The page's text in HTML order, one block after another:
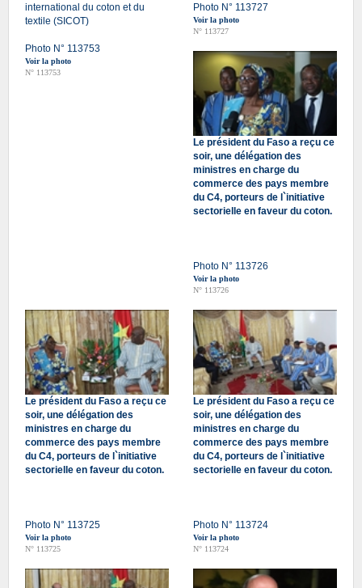
international du coton et du
textile (SICOT)
Photo N° 113753
Voir la photo
N° 113753
Photo N° 113727
Voir la photo
N° 113727
Le président du Faso a reçu ce
soir, une délégation des
ministres en charge du
commerce des pays membre
du C4, porteurs de l`initiative
sectorielle en faveur du coton.
Photo N° 113726
Voir la photo
N° 113726
Le président du Faso a reçu ce
soir, une délégation des
ministres en charge du
commerce des pays membre
du C4, porteurs de l`initiative
sectorielle en faveur du coton.
Photo N° 113725
Voir la photo
N° 113725
Le président du Faso a reçu ce
soir, une délégation des
ministres en charge du
commerce des pays membre
du C4, porteurs de l`initiative
sectorielle en faveur du coton.
Photo N° 113724
Voir la photo
N° 113724